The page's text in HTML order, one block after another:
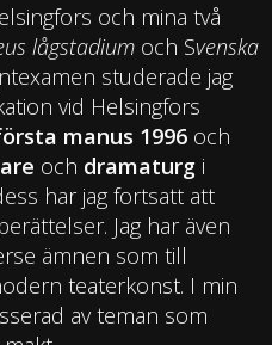
och mina två
lågstadium och Svenska
studerade jag
vid Helsingfors
manus 1996 och
och dramaturg i
har jag fortsatt att
Jag har även
ämnen som till
teaterkonst. I min
av teman som